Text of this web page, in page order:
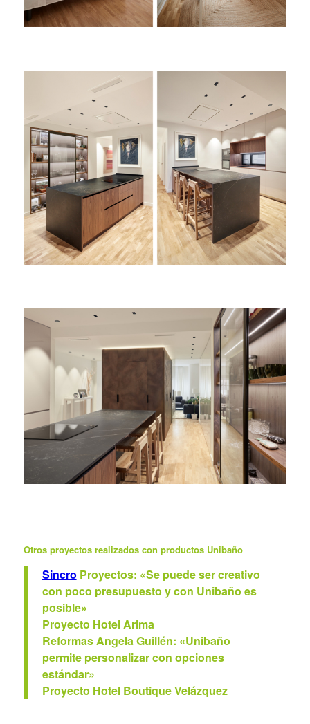
Otros proyectos realizados con productos Unibaño
Sincro Proyectos: «Se puede ser creativo
con poco presupuesto y con Unibaño es
posible»
Proyecto Hotel Arima
Reformas Angela Guillén: «Unibaño
permite personalizar con opciones
estándar»
Proyecto Hotel Boutique Velázquez